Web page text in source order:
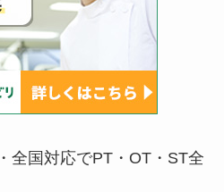
全国対応でPT・OT・ST全